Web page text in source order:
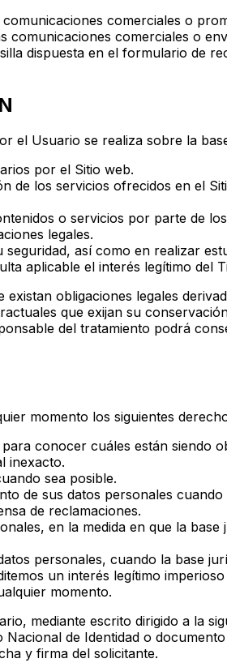
comerciales o
comunicaciones comerciales o
dispuesta en el formulario de
el Usuario se realiza sobre la
por el Sitio web.
de los servicios ofrecidos en el
o servicios por parte de
legales.
así como en realizar
aplicable el interés legítimo
obligaciones legales
que exijan su
del tratamiento podrá
momento los siguientes
conocer cuáles están siendo
inexacto.
sea posible.
de sus datos personales
de reclamaciones.
en la medida en que la
personales, cuando la base
un interés legítimo
momento.
mediante escrito dirigido a la
de Identidad o
y firma del solicitante.